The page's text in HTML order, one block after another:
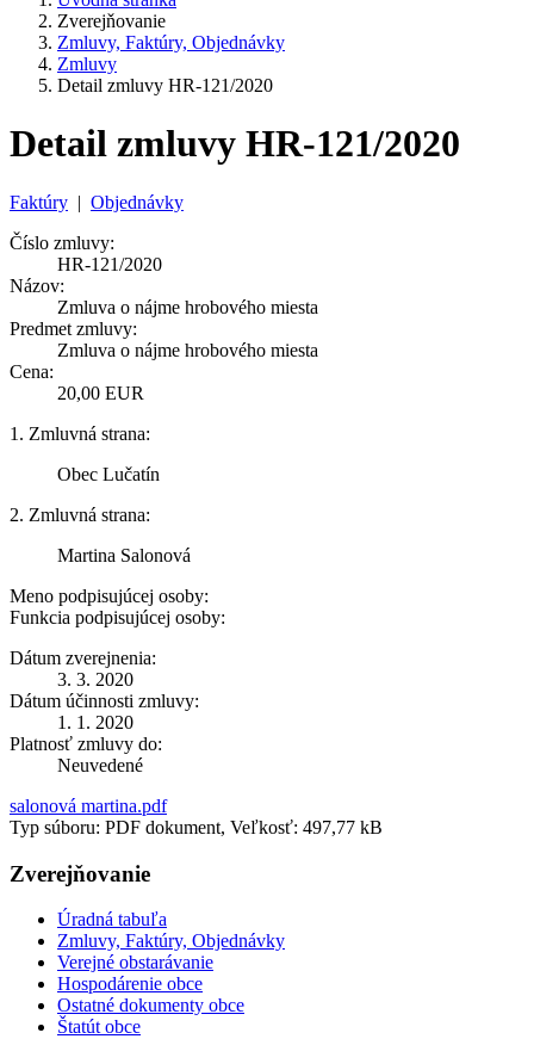
Zverejňovanie
Zmluvy, Faktúry, Objednávky
Zmluvy
Detail zmluvy HR-121/2020
Detail zmluvy HR-121/2020
Faktúry | Objednávky
Číslo zmluvy:
HR-121/2020
Názov:
Zmluva o nájme hrobového miesta
Predmet zmluvy:
Zmluva o nájme hrobového miesta
Cena:
20,00 EUR
1. Zmluvná strana:
Obec Lučatín
2. Zmluvná strana:
Martina Salonová
Meno podpisujúcej osoby:
Funkcia podpisujúcej osoby:
Dátum zverejnenia:
3. 3. 2020
Dátum účinnosti zmluvy:
1. 1. 2020
Platnosť zmluvy do:
Neuvedené
salonová martina.pdf
Typ súboru: PDF dokument, Veľkosť: 497,77 kB
Zverejňovanie
Úradná tabuľa
Zmluvy, Faktúry, Objednávky
Verejné obstarávanie
Hospodárenie obce
Ostatné dokumenty obce
Štatút obce